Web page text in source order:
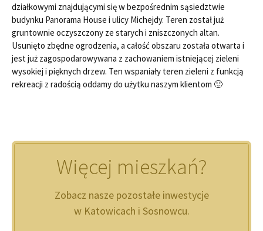
działkowymi znajdującymi się w bezpośrednim sąsiedztwie
budynku Panorama House i ulicy Michejdy. Teren został już
gruntownie oczyszczony ze starych i zniszczonych altan.
Usunięto zbędne ogrodzenia, a całość obszaru została otwarta i
jest już zagospodarowywana z zachowaniem istniejącej zieleni
wysokiej i pięknych drzew. Ten wspaniały teren zieleni z funkcją
rekreacji z radością oddamy do użytku naszym klientom 🙂
Więcej mieszkań?
Zobacz nasze pozostałe inwestycje
w Katowicach i Sosnowcu.